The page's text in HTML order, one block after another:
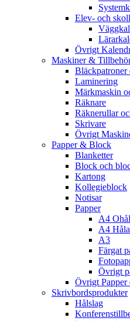
Elev- och
Övrigt
Maskiner &
Bläckpatroner
Laminering
Märkmaskin
Räknare
Räknerullar
Skrivare
Övrigt
Papper & Block
Blanketter
Block och
Kartong
Kollegieblock
Notisar
Papper
A4
A4
A3
Färgat
Övrigt
Övrigt Papper
Skrivbordsprodukter
Hålslag